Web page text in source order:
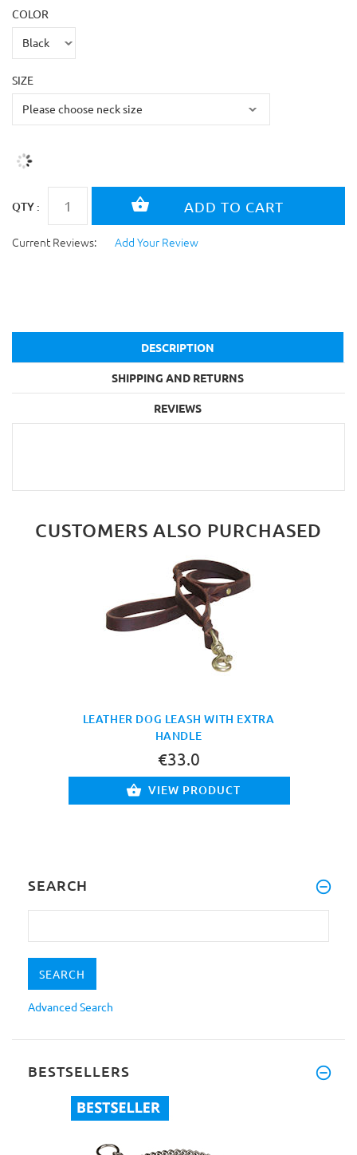
COLOR
SIZE
QTY :
Current Reviews: Add Your Review
DESCRIPTION
SHIPPING AND RETURNS
REVIEWS
CUSTOMERS ALSO PURCHASED
LEATHER DOG LEASH WITH EXTRA
HANDLE
€33.0
VIEW PRODUCT
SEARCH
Advanced Search
BESTSELLERS